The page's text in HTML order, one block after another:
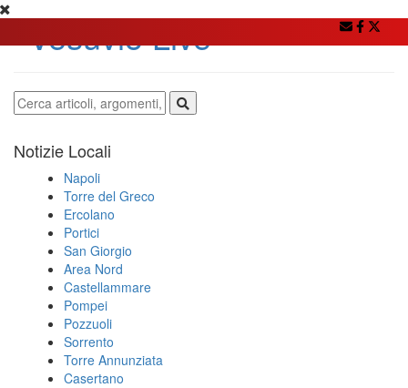
Notizie Locali
Napoli
Torre del Greco
Ercolano
Portici
San Giorgio
Area Nord
Castellammare
Pompei
Pozzuoli
Sorrento
Torre Annunziata
Casertano